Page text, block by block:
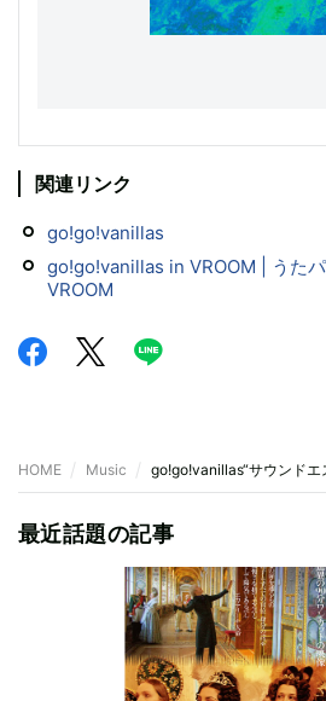
関連リンク
go!go!vanillas
go!go!vanillas in VROOM | うた
VROOM
HOME Music go!go!vanillas“サウンド
最近話題の記事